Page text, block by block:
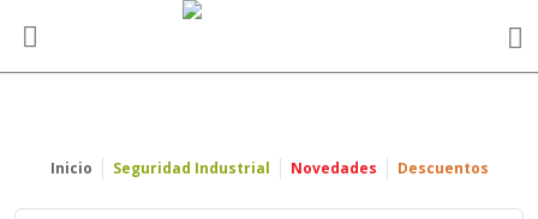
Inicio Seguridad Industrial Novedades Descuentos